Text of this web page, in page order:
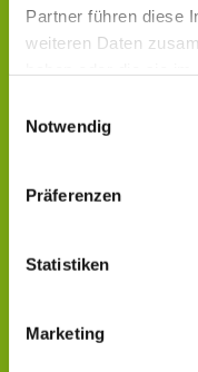
Partner führen diese
weiteren Daten
Notwendig
Präferenzen
Statistiken
Marketing
Dies könnte Sie